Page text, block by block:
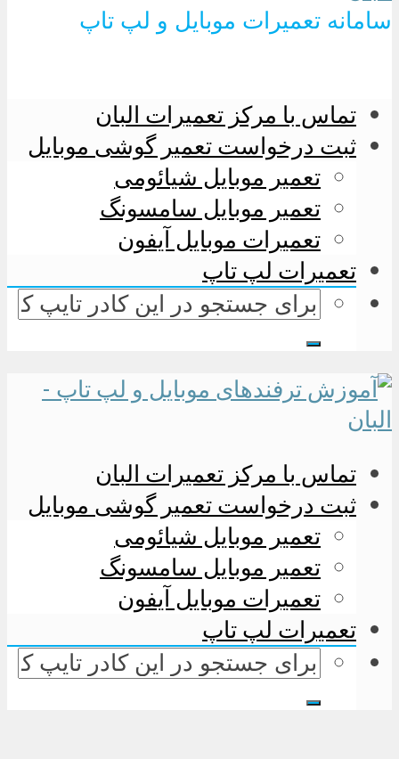
سامانه تعمیرات موبایل و لپ تاپ
تماس با مرکز تعمیرات البان
ثبت درخواست تعمیر گوشی موبایل
تعمیر موبایل شیائومی
تعمیر موبایل سامسونگ
تعمیرات موبایل آیفون
تعمیرات لپ تاپ
تماس با مرکز تعمیرات البان
ثبت درخواست تعمیر گوشی موبایل
تعمیر موبایل شیائومی
تعمیر موبایل سامسونگ
تعمیرات موبایل آیفون
تعمیرات لپ تاپ